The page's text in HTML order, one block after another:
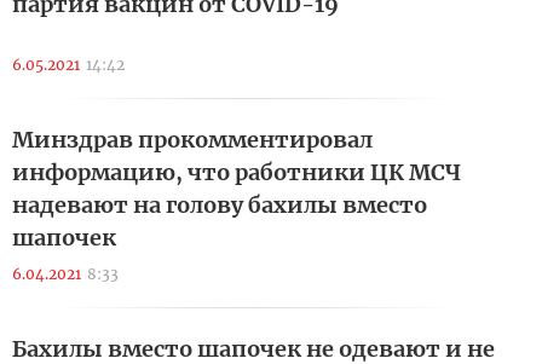
6.05.2021 14:42
Минздрав прокомментировал
информацию, что работники ЦК МСЧ
надевают на голову бахилы вместо
шапочек
6.04.2021 8:33
Бахилы вместо шапочек не одевают и не